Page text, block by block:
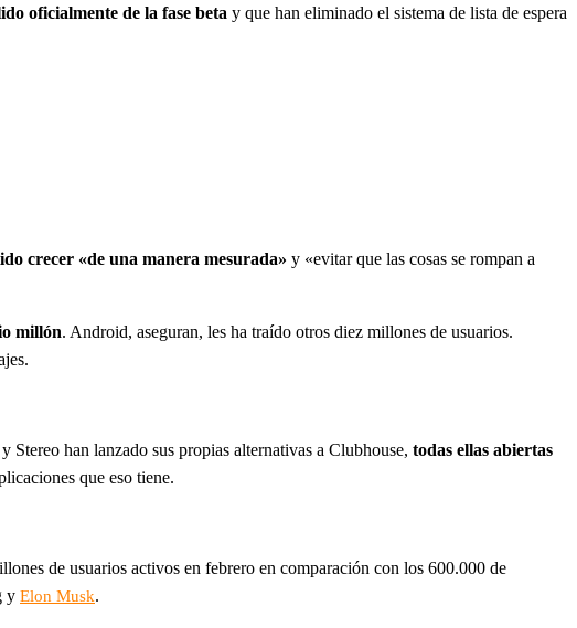
oficialmente de la fase beta y que han eliminado el sistema de lista de espera
crecer «de una manera mesurada» y «evitar que las cosas se rompan a
millón. Android, aseguran, les ha traído otros diez millones de usuarios.
y Stereo han lanzado sus propias alternativas a Clubhouse, todas ellas abiertas
que eso tiene.
de usuarios activos en febrero en comparación con los 600.000 de
y Elon Musk.